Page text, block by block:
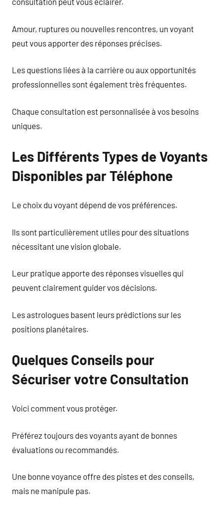
Amour, ruptures ou nouvelles rencontres, un voyant
peut vous apporter des réponses précises.
Les questions liées à la carrière ou aux opportunités
professionnelles sont également très fréquentes.
Chaque consultation est personnalisée à vos besoins
uniques.
Les Différents Types de Voyants
Disponibles par Téléphone
Le choix du voyant dépend de vos préférences.
Ils sont particulièrement utiles pour des situations
nécessitant une vision globale.
Leur pratique apporte des réponses visuelles qui
peuvent clairement guider vos décisions.
Les astrologues basent leurs prédictions sur les
positions planétaires.
Quelques Conseils pour
Sécuriser votre Consultation
Voici comment vous protéger.
Préférez toujours des voyants ayant de bonnes
évaluations ou recommandés.
Une bonne voyance offre des pistes et des conseils,
mais ne manipule pas.